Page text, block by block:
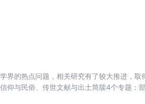
界的热点问题，相关研究有了较大推进，
仰与民俗、传世文献与出土简牍4个专题：